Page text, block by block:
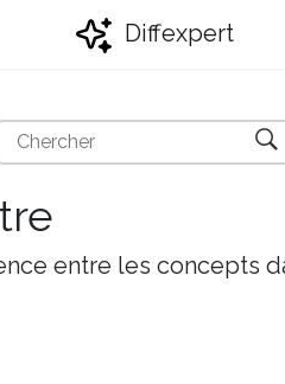
Diffexpert
entre les concepts